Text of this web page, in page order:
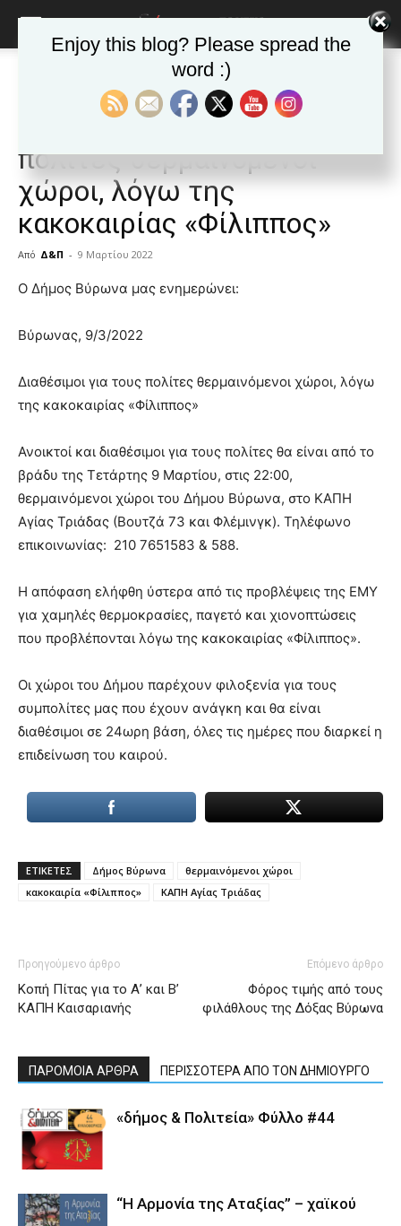
Ανακοινώσεις - Δελτία τύπου
Ανακοινώσεις - Δελτία τύπου Δημοφιλή άρθρα
Διαθέσιμοι για τους
πολίτες θερμαινόμενοι
χώροι, λόγω της
κακοκαιρίας «Φίλιππος»
Από Δ&Π - 9 Μαρτίου 2022
blonde
hot
show.desi
xxx
teaches
you
the
meaning
of
pain.
hd
Ο Δήμος Βύρωνα μας ενημερώνει:
Βύρωνας, 9/3/2022
Διαθέσιμοι για τους πολίτες θερμαινόμενοι χώροι, λόγω
της κακοκαιρίας «Φίλιππος»
Ανοικτοί και διαθέσιμοι για τους πολίτες θα είναι από το
βράδυ της Τετάρτης 9 Μαρτίου, στις 22:00,
θερμαινόμενοι χώροι του Δήμου Βύρωνα, στο ΚΑΠΗ
Αγίας Τριάδας (Βουτζά 73 και Φλέμινγκ). Τηλέφωνο
επικοινωνίας: 210 7651583 & 588.
Η απόφαση ελήφθη ύστερα από τις προβλέψεις της ΕΜΥ
για χαμηλές θερμοκρασίες, παγετό και χιονοπτώσεις
που προβλέπονται λόγω της κακοκαιρίας «Φίλιππος».
Οι χώροι του Δήμου παρέχουν φιλοξενία για τους
συμπολίτες μας που έχουν ανάγκη και θα είναι
διαθέσιμοι σε 24ωρη βάση, όλες τις ημέρες που διαρκεί η
επιδείνωση του καιρού.
ΕΤΙΚΕΤΕΣ Δήμος Βύρωνα
θερμαινόμενοι χώροι
κακοκαιρία «Φίλιππος»
ΚΑΠΗ Αγίας Τριάδας
Προηγούμενο άρθρο
Κοπή Πίτας για το Α’ και Β’
ΚΑΠΗ Καισαριανής
Επόμενο άρθρο
Φόρος τιμής από τους
φιλάθλους της Δόξας Βύρωνα
ΠΑΡΟΜΟΙΑ ΑΡΘΡΑ ΠΕΡΙΣΣΟΤΕΡΑ ΑΠΟ ΤΟΝ ΔΗΜΙΟΥΡΓΟ
«δήμος & Πολιτεία» Φύλλο #44
“Η Αρμονία της Αταξίας” – χαϊκού
Enjoy this blog? Please spread the
word :)